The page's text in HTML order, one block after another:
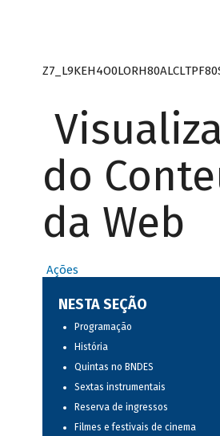
do
da Web
Ações
NESTA SEÇÃO
Programação
História
Quintas no BNDES
Sextas instrumentais
Reserva de ingressos
Filmes e festivais de cinema